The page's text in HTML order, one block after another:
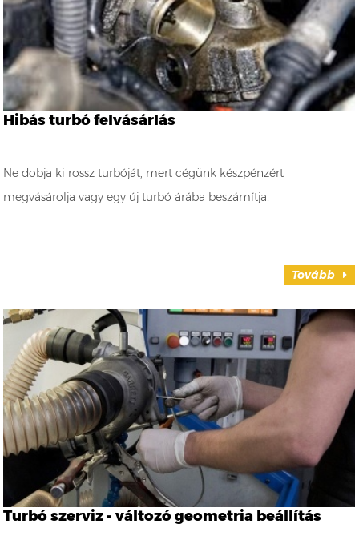
Hibás turbó felvásárlás
Ne dobja ki rossz turbóját, mert cégünk készpénzért
megvásárolja vagy egy új turbó árába beszámítja!
Tovább
Turbó szerviz - változó geometria beállítás